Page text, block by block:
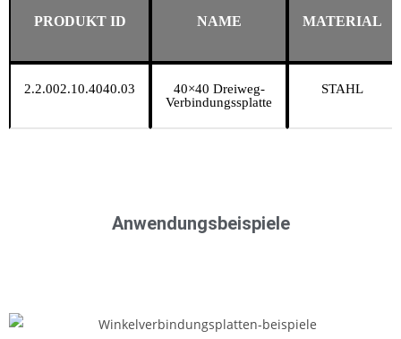
PRODUKT ID NAME MATERIAL
2.2.002.10.4040.03
40×40 Dreiweg-
Verbindungssplatte
STAHL
Anwendungsbeispiele